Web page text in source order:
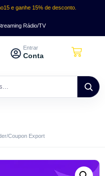
e ganhe 15% de desconto.
Rádio/TV
Entrar
Conta
Coupon Export